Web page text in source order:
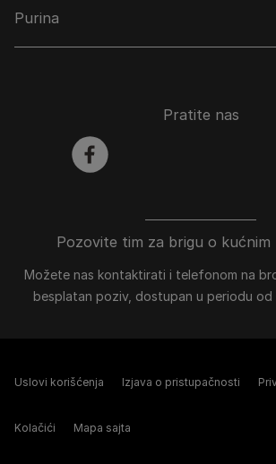
Purina
Pozovite tim za brigu o kućnim
Možete nas kontaktirati i telefonom na
besplatan poziv, dostupan u periodu od
Pratite nas
facebook
Uslovi korišćenja Izjava o pristupačnosti
Kolačići Mapa sajta